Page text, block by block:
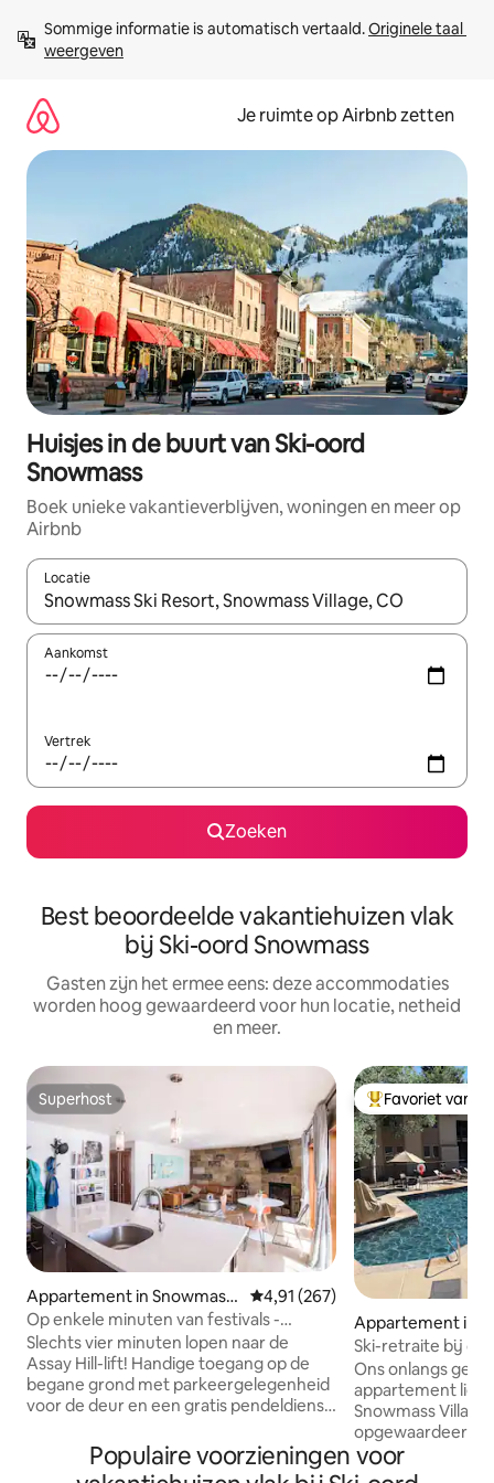
direct
naar
Sommige informatie is automatisch vertaald. Originele taal
weergeven
Je ruimte op Airbnb zetten
Huisjes in de buurt van Ski-oord
Snowmass
Boek unieke vakantieverblijven, woningen en meer op
Airbnb
Locatie
Wanneer er suggesties beschikbaar zijn, maak je een keuze
Aankomst
Vertrek
Zoeken
Best beoordeelde vakantiehuizen vlak
bij Ski-oord Snowmass
Gasten zijn het ermee eens: deze accommodaties
worden hoog gewaardeerd voor hun locatie, netheid
en meer.
Superhost
Superhost
Appartement in Snowmass
Village
Gemiddelde beoordeling van
4,91 (267)
Op enkele minuten van festivals -
Zwembad, jacuzzi, fitnessruimte
Slechts vier minuten lopen naar de
Assay Hill-lift! Handige toegang op de
begane grond met parkeergelegenheid
voor de deur en een gratis pendeldienst
winkels in Base Village en Aspen. Geniet
van het uitzicht op de bergen in dit
Topfavoriet van
Favoriet van
Appartement in
Village
Ski-retraite bij de
bergen
Ons onlangs
appartement ligt
Snowmass Village.
opgewaardeerd
één kamer en
eenpersoonsbed
Populaire voorzieningen voor